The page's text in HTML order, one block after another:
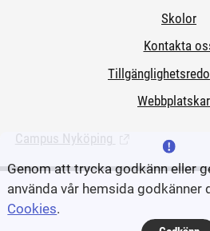
Skolor
Kontakta
Campus Nyköping (Länk till extern
Genom att trycka godkänn eller
använda vår hemsida godkänner
Cookies.